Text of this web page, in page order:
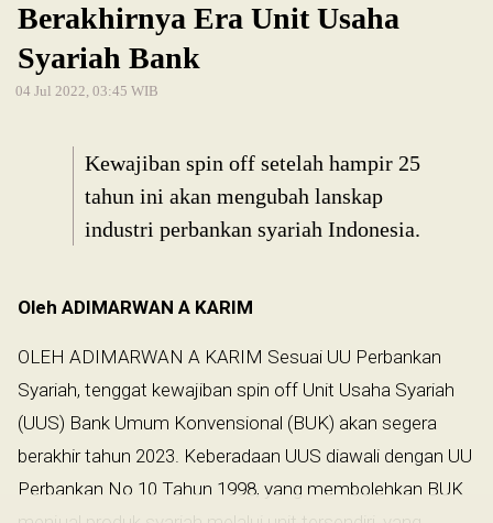
Berakhirnya Era Unit Usaha
Syariah Bank
04 Jul 2022, 03:45 WIB
Kewajiban spin off setelah hampir 25
tahun ini akan mengubah lanskap
industri perbankan syariah Indonesia.
Oleh ADIMARWAN A KARIM
OLEH ADIMARWAN A KARIM Sesuai UU Perbankan
Syariah, tenggat kewajiban spin off Unit Usaha Syariah
(UUS) Bank Umum Konvensional (BUK) akan segera
berakhir tahun 2023. Keberadaan UUS diawali dengan UU
Perbankan No 10 Tahun 1998, yang membolehkan BUK